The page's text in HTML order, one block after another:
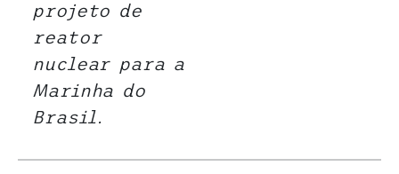
projeto de
reator
nuclear para a
Marinha do
Brasil.